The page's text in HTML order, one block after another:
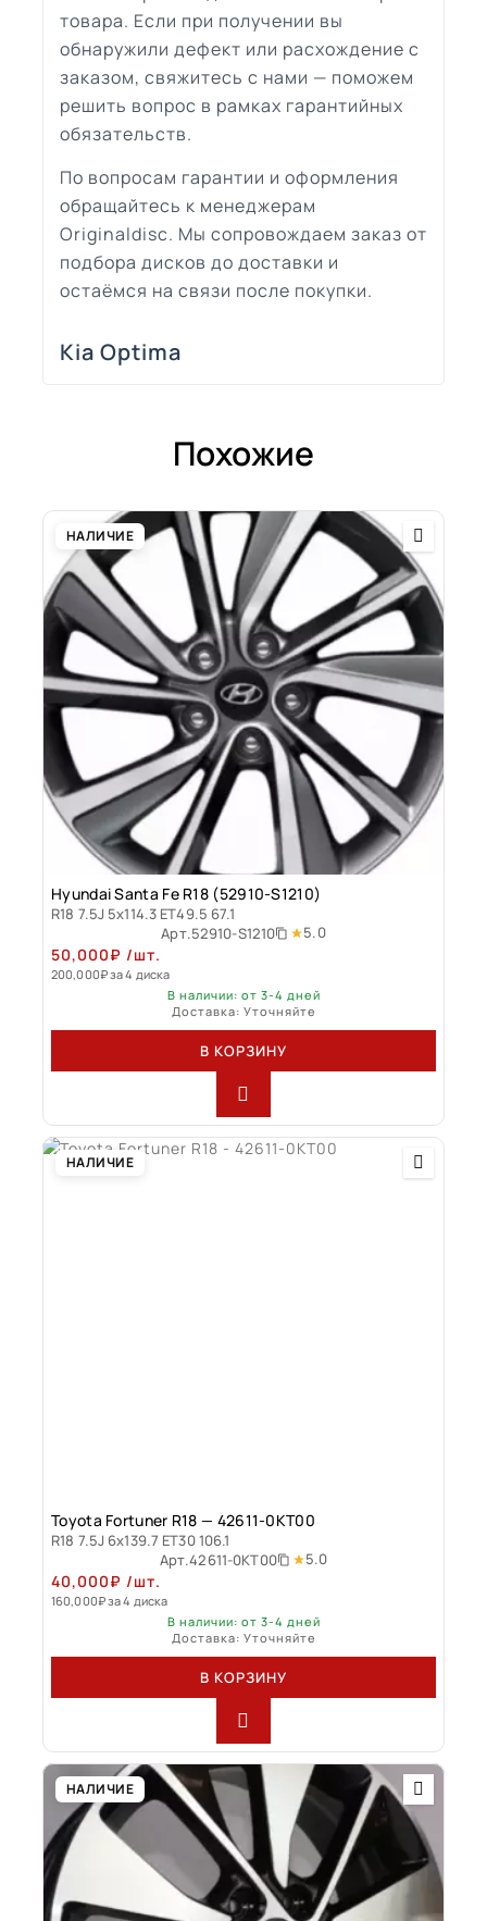
товара. Если при получении вы
обнаружили дефект или расхождение с
заказом, свяжитесь с нами — поможем
решить вопрос в рамках гарантийных
обязательств.
По вопросам гарантии и оформления
обращайтесь к менеджерам
Originaldisc. Мы сопровождаем заказ от
подбора дисков до доставки и
остаёмся на связи после покупки.
Kia Optima
Похожие
НАЛИЧИЕ
Hyundai Santa Fe R18 (52910-S1210)
R18 7.5J 5x114.3 ET49.5 67.1
Арт.52910-S1210 5.0
50,000₽ /шт.
200,000₽за 4 диска
В наличии: от 3-4 дней
Доставка: Уточняйте
В КОРЗИНУ
НАЛИЧИЕ
Toyota Fortuner R18 — 42611-0KT00
R18 7.5J 6x139.7 ET30 106.1
Арт.42611-0KT00 5.0
40,000₽ /шт.
160,000₽за 4 диска
В наличии: от 3-4 дней
Доставка: Уточняйте
В КОРЗИНУ
НАЛИЧИЕ